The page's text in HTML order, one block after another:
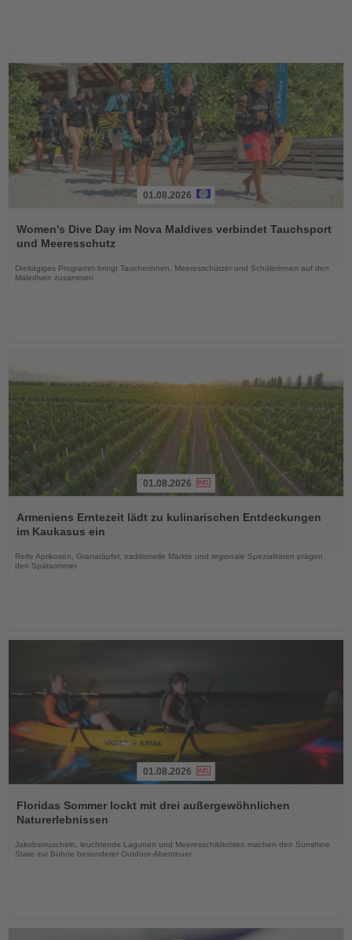
Sie
die
01.08.2026
Women's Dive Day im Nova Maldives verbindet Tauchsport
und Meeresschutz
Dreitägiges Programm bringt Taucherinnen, Meeresschützer und Schülerinnen auf den
Malediven zusammen
Sie
die
01.08.2026
Armeniens Erntezeit lädt zu kulinarischen Entdeckungen
im Kaukasus ein
Reife Aprikosen, Granatäpfel, traditionelle Märkte und regionale Spezialitäten prägen
den Spätsommer
Sie
die
01.08.2026
Floridas Sommer lockt mit drei außergewöhnlichen
Naturerlebnissen
Jakobsmuscheln, leuchtende Lagunen und Meeresschildkröten machen den Sunshine
State zur Bühne besonderer Outdoor-Abenteuer